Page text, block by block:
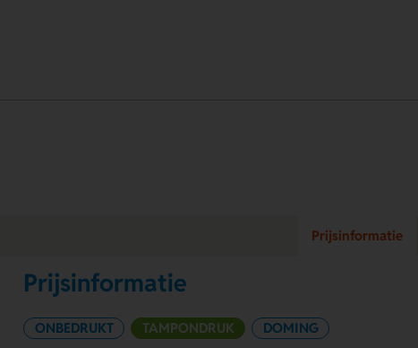
Prijsinformatie
Prijsinformatie
ONBEDRUKT TAMPONDRUK DOMING